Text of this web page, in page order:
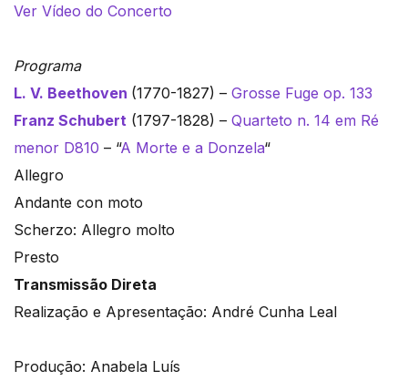
Ver Vídeo do Concerto
Programa
L. V. Beethoven (1770-1827) – Grosse Fuge op. 133
Franz Schubert (1797-1828) – Quarteto n. 14 em Ré
menor D810 – “A Morte e a Donzela“
Allegro
Andante con moto
Scherzo: Allegro molto
Presto
Transmissão Direta
Realização e Apresentação: André Cunha Leal
Produção: Anabela Luís